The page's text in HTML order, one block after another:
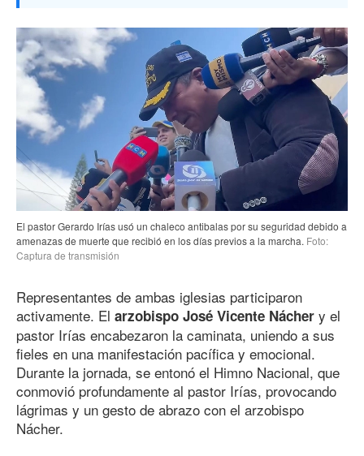
El pastor Gerardo Irías usó un chaleco antibalas por su seguridad debido a
amenazas de muerte que recibió en los días previos a la marcha. Foto:
Captura de transmisión
Representantes de ambas iglesias participaron
activamente. El arzobispo José Vicente Nácher y el
pastor Irías encabezaron la caminata, uniendo a sus
fieles en una manifestación pacífica y emocional.
Durante la jornada, se entonó el Himno Nacional, que
conmovió profundamente al pastor Irías, provocando
lágrimas y un gesto de abrazo con el arzobispo
Nácher.